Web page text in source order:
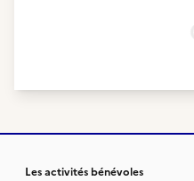
Les activités bénévoles